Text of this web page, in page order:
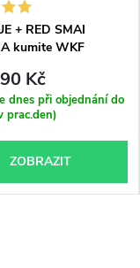
+ RED SMAI
kumite WKF
Kč
dnes při objednání do
prac.den)
ZOBRAZIT